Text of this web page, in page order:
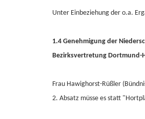
Unter Einbeziehung der o.a.
1.4 Genehmigung der
Bezirksvertretung Dortmund-
Frau Hawighorst-Rüßler
2. Absatz müsse es statt